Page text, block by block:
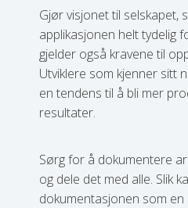
Gjør visjonet til selskapet,
applikasjonen helt tydelig
gjelder også kravene til
Utviklere som kjenner sitt
en tendens til å bli mer
resultater.
Sørg for å dokumentere
og dele det med alle. Slik
dokumentasjonen som en